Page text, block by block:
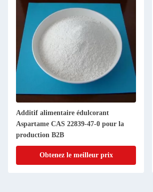
Additif alimentaire édulcorant
Aspartame CAS 22839-47-0 pour la
production B2B
Obtenez le meilleur prix